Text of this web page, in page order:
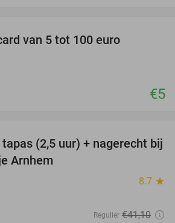
van 5 tot 100 euro
€5
34%
(2,5 uur) + nagerecht bij
Arnhem
8.7 star
Regulier €41,10